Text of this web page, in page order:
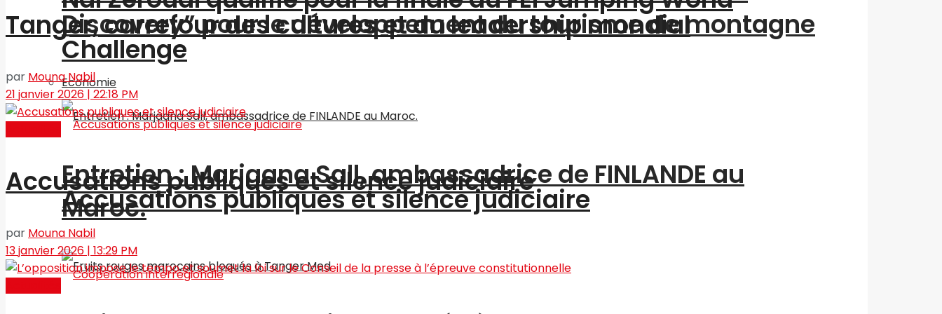
Discovery” pour le développement du tourisme de montagne
Economie
Entretien : Marjaana Sall, ambassadrice de FINLANDE au
Maroc.
Challenge
Accusations publiques et silence judiciaire
Tanger, carrefour des cultures et du leadership mondial
par Mouna Nabil
21 janvier 2026 | 22:18 PM
Accusations publiques et silence judiciaire
par Mouna Nabil
13 janvier 2026 | 13:29 PM